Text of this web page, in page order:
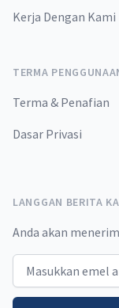
Kerja Dengan Kami
TERMA
Terma & Penafian
Dasar Privasi
LANGGAN BERITA
Anda akan
Email address